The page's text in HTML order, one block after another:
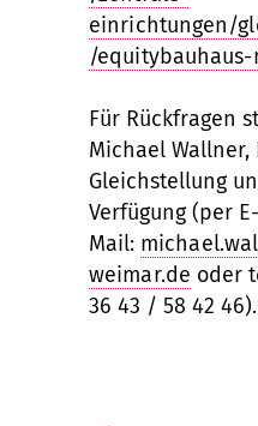
einrichtungen/
/
Für Rückfragen
Michael
Gleichstellung
Verfügung (per E-
Mail:
weimar.de oder
36 43 / 58 42 46).